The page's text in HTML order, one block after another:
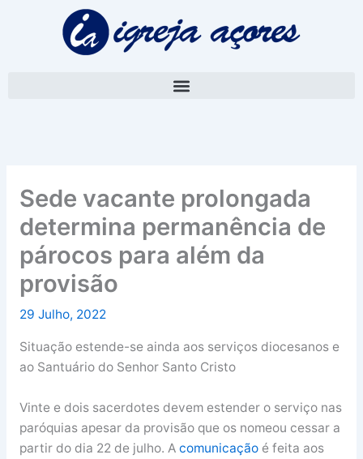
Sede vacante prolongada
determina permanência de
párocos para além da
provisão
29 Julho, 2022
Situação estende-se ainda aos serviços diocesanos e
ao Santuário do Senhor Santo Cristo
Vinte e dois sacerdotes devem estender o serviço nas
paróquias apesar da provisão que os nomeou cessar a
partir do dia 22 de julho. A comunicaçãoé feita aos